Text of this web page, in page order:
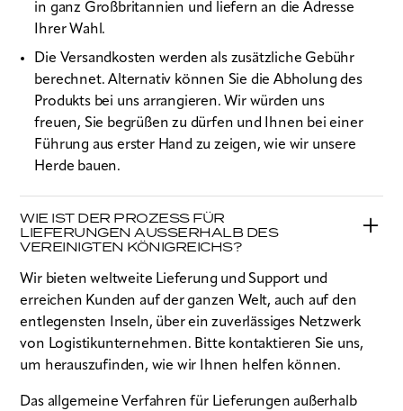
in ganz Großbritannien und liefern an die Adresse
Ihrer Wahl.
Die Versandkosten werden als zusätzliche Gebühr
berechnet. Alternativ können Sie die Abholung des
Produkts bei uns arrangieren. Wir würden uns
freuen, Sie begrüßen zu dürfen und Ihnen bei einer
Führung aus erster Hand zu zeigen, wie wir unsere
Herde bauen.
WIE IST DER PROZESS FÜR
LIEFERUNGEN AUSSERHALB DES V
EREINIGTEN KÖNIGREICHS?
Wir bieten weltweite Lieferung und Support und
erreichen Kunden auf der ganzen Welt, auch auf den
entlegensten Inseln, über ein zuverlässiges Netzwerk
von Logistikunternehmen. Bitte kontaktieren Sie uns,
um herauszufinden, wie wir Ihnen helfen können.
Das allgemeine Verfahren für Lieferungen außerhalb